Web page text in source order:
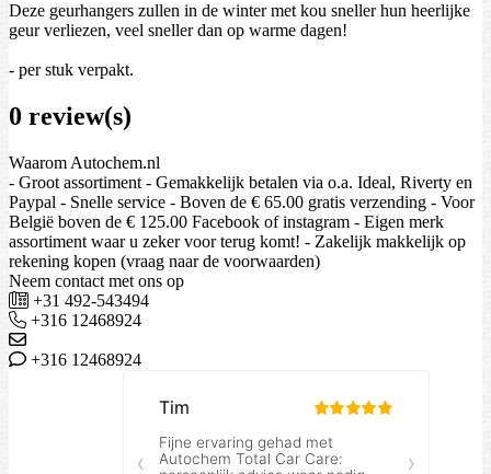
Deze geurhangers zullen in de winter met kou sneller hun heerlijke
geur verliezen, veel sneller dan op warme dagen!
- per stuk verpakt.
0 review(s)
Waarom Autochem.nl
- Groot assortiment - Gemakkelijk betalen via o.a. Ideal, Riverty en
Paypal - Snelle service - Boven de € 65.00 gratis verzending - Voor
België boven de € 125.00 Facebook of instagram - Eigen merk
assortiment waar u zeker voor terug komt! - Zakelijk makkelijk op
rekening kopen (vraag naar de voorwaarden)
Neem contact met ons op
+31 492-543494
+316 12468924
+316 12468924